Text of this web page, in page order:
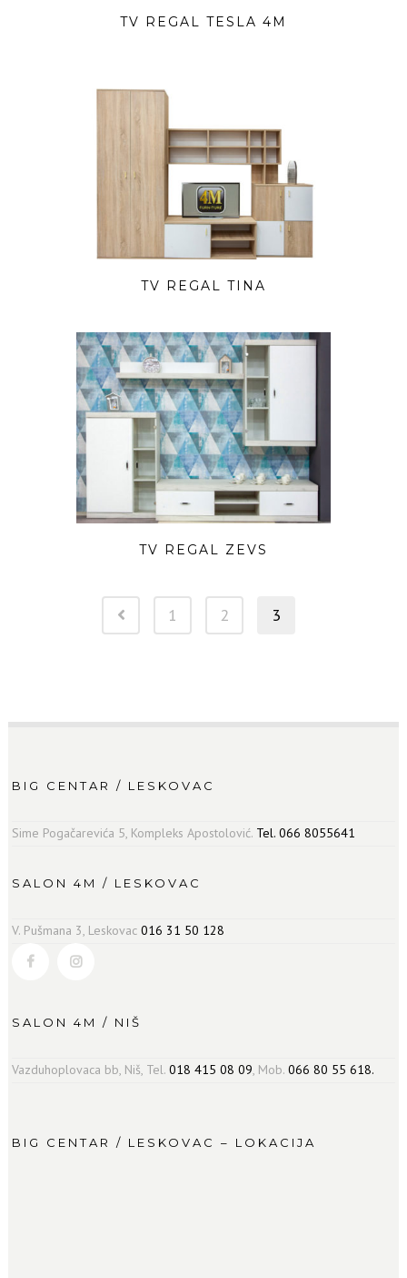
TV REGAL TESLA 4M
TV REGAL TINA
TV REGAL ZEVS
1 2 3
BIG CENTAR / LESKOVAC
Sime Pogačarevića 5, Kompleks Apostolović. Tel. 066 8055641
SALON 4M / LESKOVAC
V. Pušmana 3, Leskovac016 31 50 128
SALON 4M / NIŠ
Vazduhoplovaca bb, Niš, Tel.018 415 08 09 , Mob.066 80 55 618.
BIG CENTAR / LESKOVAC – LOKACIJA